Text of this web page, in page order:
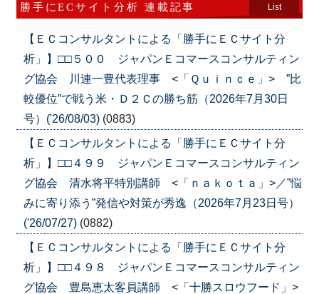
勝手にECサイト分析 連載記事 List
【ＥＣコンサルタントによる「勝手にＥＣサイト分
析」】□□５００ ジャパンＥコマースコンサルティン
グ協会 川連一豊代表理事 <「Ｑｕｉｎｃｅ」> ”比
較優位”で戦う米・Ｄ２Ｃの勝ち筋（2026年7月30日
号）('26/08/03) (0883)
【ＥＣコンサルタントによる「勝手にＥＣサイト分
析」】□□４９９ ジャパンＥコマースコンサルティン
グ協会 清水将平特別講師 <「ｎａｋｏｔａ」>／”悩
みに寄り添う”発信や対策が秀逸（2026年7月23日号）
('26/07/27) (0882)
【ＥＣコンサルタントによる「勝手にＥＣサイト分
析」】□□４９８ ジャパンＥコマースコンサルティン
グ協会 豊島恵太客員講師 <「十勝スロウフード」>